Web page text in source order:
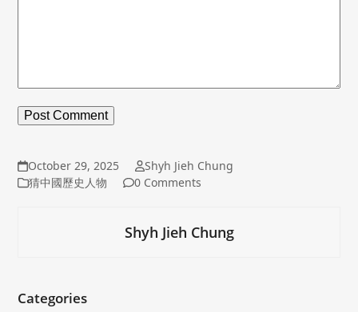
October 29, 2025
Shyh Jieh Chung
猜中國歷史人物
0 Comments
Shyh Jieh Chung
Categories